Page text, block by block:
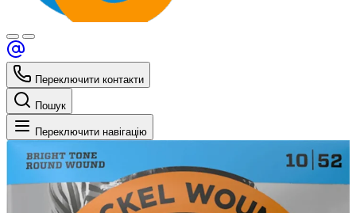
Переключити контакти
Пошук
Переключити навігацію